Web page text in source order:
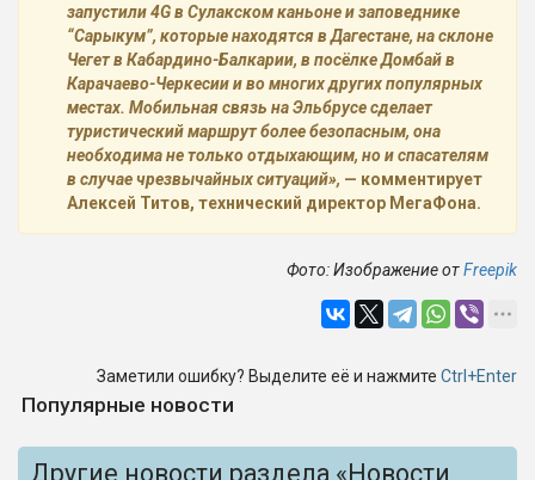
запустили 4G в Сулакском каньоне и заповеднике
“Сарыкум”, которые находятся в Дагестане, на склоне
Чегет в Кабардино-Балкарии, в посёлке Домбай в
Карачаево-Черкесии и во многих других популярных
местах. Мобильная связь на Эльбрусе сделает
туристический маршрут более безопасным, она
необходима не только отдыхающим, но и спасателям
в случае чрезвычайных ситуаций», — комментирует
Алексей Титов, технический директор МегаФона.
Фото: Изображение отFreepik
Заметили ошибку? Выделите её и нажмите Ctrl+Enter
Популярные новости
Другие новости раздела «Новости